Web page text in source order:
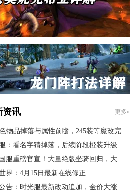
资讯 更多»
物品掉落与属性前瞻，245装等魔改完…
：看名字猜掉落，后续阶段橙装升级道…
服重磅官宣！大量绝版坐骑回归，大米…
界：4月15日最新在线修正
告：时光服最新改动追加，金价大涨！…